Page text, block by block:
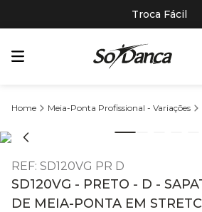
Troca Fácil
Meia-Ponta Profissional - Variações
REF: SD120VG PR D
SD120VG - PRETO - D -
DE MEIA-PONTA EM